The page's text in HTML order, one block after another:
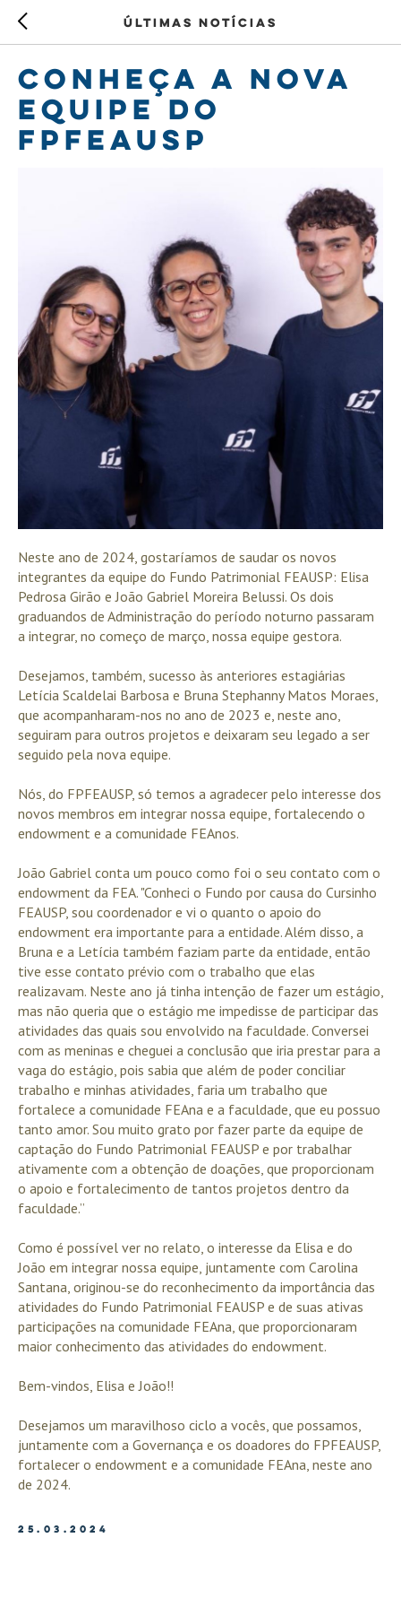
Últimas notícias
Conheça a nova
equipe do
FPFEAUSP
Neste ano de 2024, gostaríamos de saudar os novos
integrantes da equipe do Fundo Patrimonial FEAUSP: Elisa
Pedrosa Girão e João Gabriel Moreira Belussi. Os dois
graduandos de Administração do período noturno passaram
a integrar, no começo de março, nossa equipe gestora.
Desejamos, também, sucesso às anteriores estagiárias
Letícia Scaldelai Barbosa e Bruna Stephanny Matos Moraes,
que acompanharam-nos no ano de 2023 e, neste ano,
seguiram para outros projetos e deixaram seu legado a ser
seguido pela nova equipe.
Nós, do FPFEAUSP, só temos a agradecer pelo interesse dos
novos membros em integrar nossa equipe, fortalecendo o
endowment e a comunidade FEAnos.
João Gabriel conta um pouco como foi o seu contato com o
endowment da FEA. "Conheci o Fundo por causa do Cursinho
FEAUSP, sou coordenador e vi o quanto o apoio do
endowment era importante para a entidade. Além disso, a
Bruna e a Letícia também faziam parte da entidade, então
tive esse contato prévio com o trabalho que elas
realizavam. Neste ano já tinha intenção de fazer um estágio,
mas não queria que o estágio me impedisse de participar das
atividades das quais sou envolvido na faculdade. Conversei
com as meninas e cheguei a conclusão que iria prestar para a
vaga do estágio, pois sabia que além de poder conciliar
trabalho e minhas atividades, faria um trabalho que
fortalece a comunidade FEAna e a faculdade, que eu possuo
tanto amor. Sou muito grato por fazer parte da equipe de
captação do Fundo Patrimonial FEAUSP e por trabalhar
ativamente com a obtenção de doações, que proporcionam
o apoio e fortalecimento de tantos projetos dentro da
faculdade.”
Como é possível ver no relato, o interesse da Elisa e do
João em integrar nossa equipe, juntamente com Carolina
Santana, originou-se do reconhecimento da importância das
atividades do Fundo Patrimonial FEAUSP e de suas ativas
participações na comunidade FEAna, que proporcionaram
maior conhecimento das atividades do endowment.
Bem-vindos, Elisa e João!!
Desejamos um maravilhoso ciclo a vocês, que possamos,
juntamente com a Governança e os doadores do FPFEAUSP,
fortalecer o endowment e a comunidade FEAna, neste ano
de 2024.
25.03.2024